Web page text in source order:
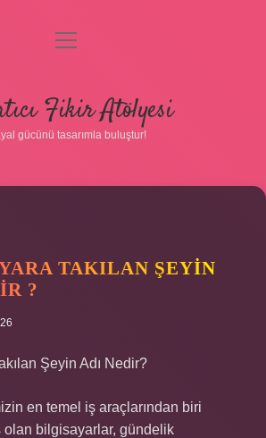
Gizlilik Politikası
Hakkımızda
menüyü
Fikir Atölyesi
gücünü tasarımla buluştur!
TAKILAN ŞEYIN
?
Şeyin Adı Nedir?
en temel iş araçlarından biri
olan bilgisayarlar, gündelik